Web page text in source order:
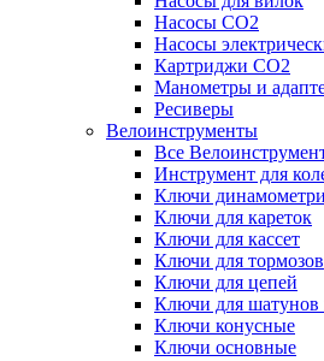
Насосы CO2
Насосы
Картриджи CO2
Манометры и
Ресиверы
Велоинструменты
Все
Инструмент для
Ключи
Ключи для кареток
Ключи для кассет
Ключи для тормозов
Ключи для цепей
Ключи для шатунов
Ключи конусные
Ключи основные